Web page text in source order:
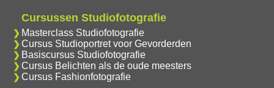
Cursussen Studiofotografie
Masterclass Studiofotografie
Cursus Studioportret voor Gevorderden
Basiscursus Studiofotografie
Cursus Belichten als de oude meesters
Cursus Fashionfotografie